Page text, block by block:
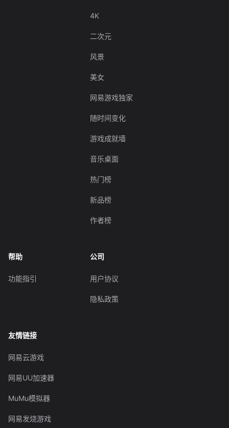
4K
二次元
风景
美女
网易游戏独家
随时间变化
游戏成就墙
音乐桌面
热门榜
新品榜
作者榜
帮助
功能指引
公司
用户协议
隐私政策
友情链接
网易云游戏
网易UU加速器
MuMu模拟器
网易发烧游戏